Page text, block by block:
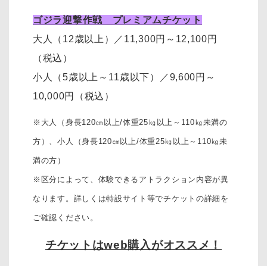
ゴジラ迎撃作戦 プレミアムチケット
大人（12歳以上）
／11,300円～12,100円
（税込）
小人（5歳以上～11歳以下）
／9,600円～
10,000円
（税込）
※大人（身長120㎝以上/体重25㎏以上～110㎏未満の
方）、小人（身長120㎝以上/体重25㎏以上～110㎏未
満の方）
※区分によって、体験できるアトラクション内容が異
なります。詳しくは特設サイト等でチケットの詳細を
ご確認ください。
チケットはweb購入がオススメ！